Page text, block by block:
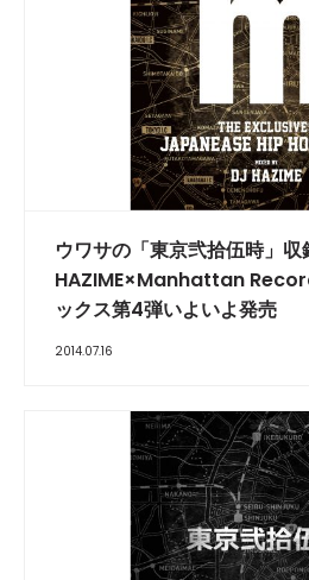
ウワサの「東京弐拾伍時」収
HAZIME×Manhattan
ックス第4弾いよいよ発売
2014.07.16